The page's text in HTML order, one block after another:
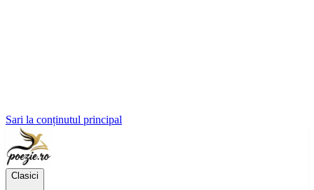
Sari la conținutul principal
Clasici